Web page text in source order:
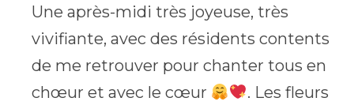
Une après-midi très joyeuse, très
vivifiante, avec des résidents contents
de me retrouver pour chanter tous en
chœur et avec le cœur
. Les fleurs